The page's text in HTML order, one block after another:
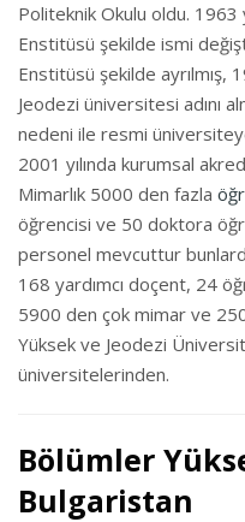
Politeknik Okulu oldu. 1963
Enstitüsü şekilde ismi
Enstitüsü şekilde ayrılmış,
Jeodezi üniversitesi adını
nedeni ile resmi
2001 yılında kurumsal
Mimarlık 5000 den fazla
öğrencisi ve 50 doktora
personel mevcuttur
168 yardımcı doçent, 24
5900 den çok mimar ve
Yüksek ve Jeodezi
üniversitelerinden.
Bölümler
Bulgaristan